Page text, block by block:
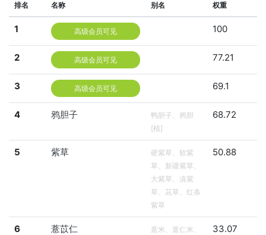
排名 名称 别名 权重
1 高级会员可见 100
2 高级会员可见 77.21
3 高级会员可见 69.1
4 鸦胆子
鸭胆子、鸦胆
[植]
68.72
5 紫草
硬紫草、软紫
草、新疆紫草、
大紫草、滇紫
草、茈草、红条
紫草
50.88
6 薏苡仁
薏米、薏仁米、
33.07